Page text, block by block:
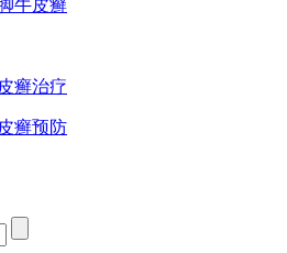
牛皮癣
癣治疗
癣预防